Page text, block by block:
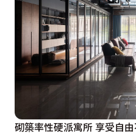
砌築率性硬派寓所 享受自